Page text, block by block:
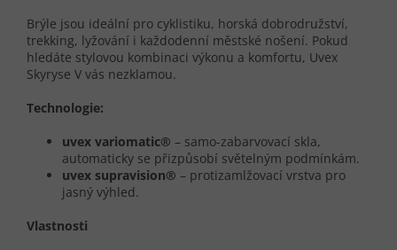
Brýle jsou ideální pro cyklistiku, horská dobrodružství,
trekking, lyžování i každodenní městské nošení. Pokud
hledáte stylovou kombinaci výkonu a komfortu, Uvex
Skyryse V vás nezklamou.
Technologie:
uvex variomatic® – samo-zabarvovací skla,
automaticky se přizpůsobí světelným podmínkám.
uvex supravision® – protizamlžovací vrstva pro
jasný výhled.
Vlastnosti